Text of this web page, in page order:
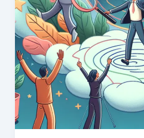
운
도
전
하
는
꿈,
자
신
감